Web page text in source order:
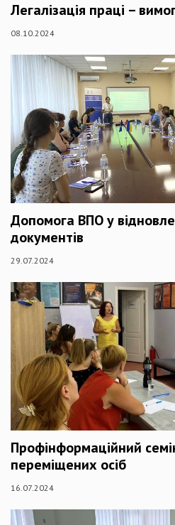
Легалізація праці –
08.10.2024
Допомога ВПО у
документів
29.07.2024
Профінформаційний
переміщених осіб
16.07.2024